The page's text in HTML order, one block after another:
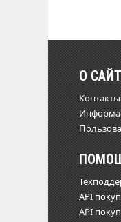
О
Контакты
API
API